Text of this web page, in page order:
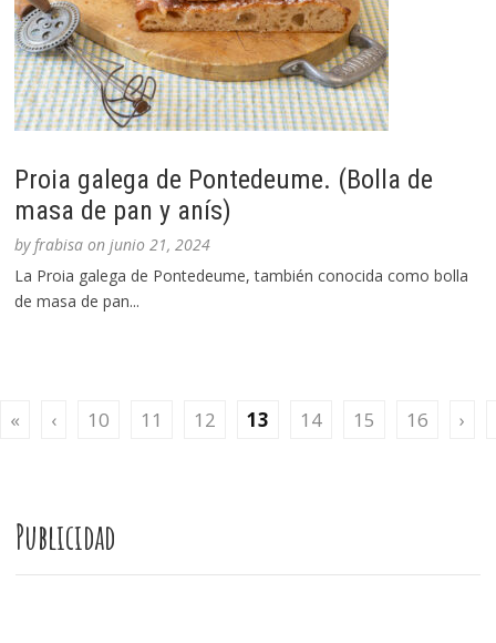
Proia galega de Pontedeume. (Bolla de
masa de pan y anís)
byfrabisa onjunio 21, 2024
La Proia galega de Pontedeume, también conocida como bolla
de masa de pan...
« ‹ 10 11 12 13 14 15 16 ›
Publicidad